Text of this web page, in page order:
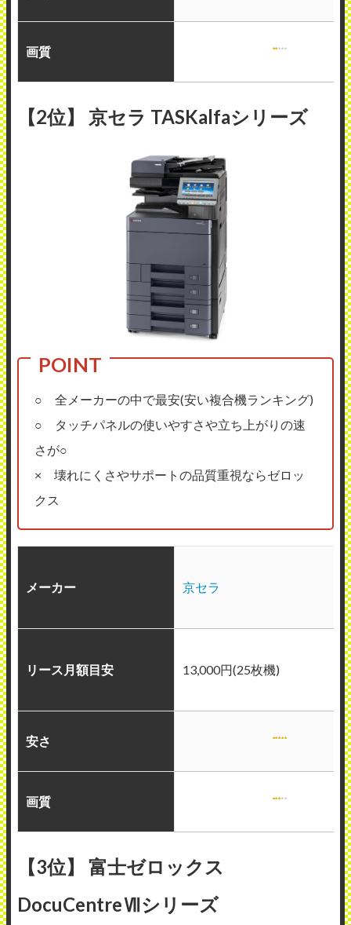
画質
【2位】 京セラ TASKalfaシリーズ
○ 全メーカーの中で最安(安い複合機ランキング)
○ タッチパネルの使いやすさや立ち上がりの速
さが○
× 壊れにくさやサポートの品質重視ならゼロッ
クス
メーカー 京セラ
リース月額目安 13,000円(25枚機)
安さ
画質
【3位】 富士ゼロックス
DocuCentreⅦシリーズ